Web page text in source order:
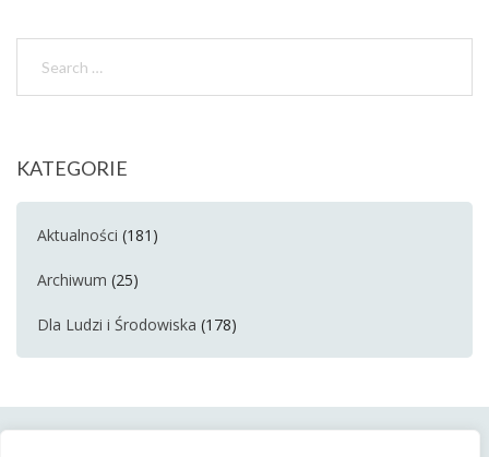
KATEGORIE
Aktualności (181)
Archiwum (25)
Dla Ludzi i Środowiska (178)